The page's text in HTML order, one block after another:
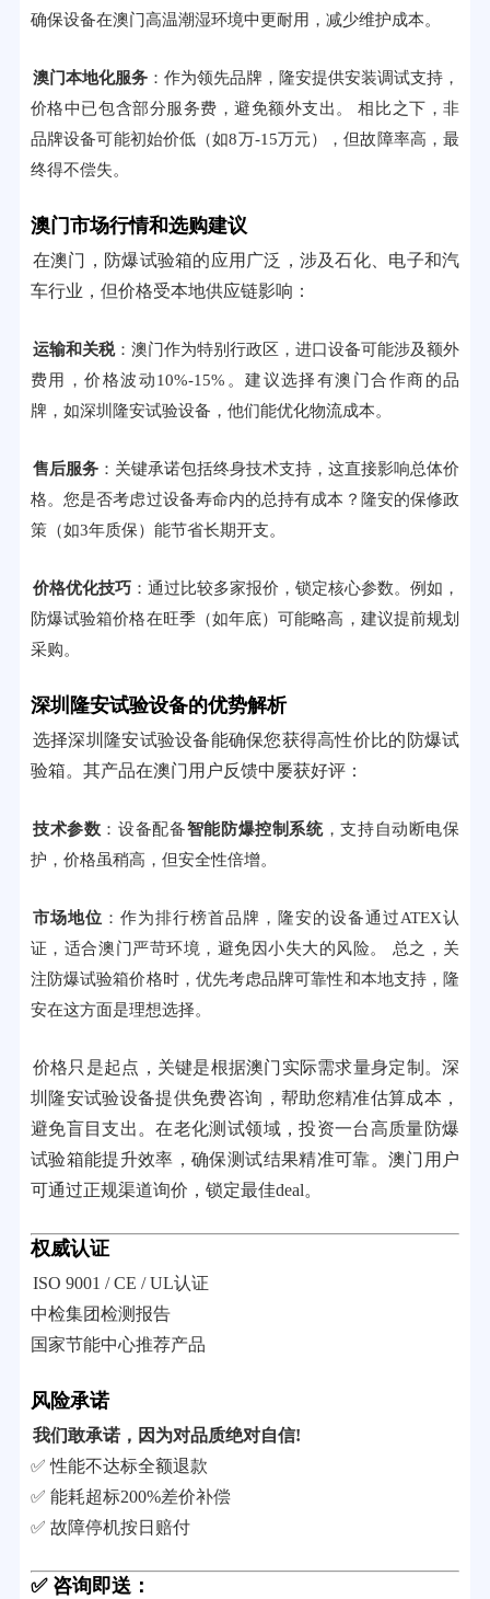
确保设备在澳门高温潮湿环境中更耐用，减少维护成本。
澳门本地化服务：作为领先品牌，隆安提供安装调试支持，
价格中已包含部分服务费，避免额外支出。 相比之下，非
品牌设备可能初始价低（如8万-15万元），但故障率高，最
终得不偿失。
澳门市场行情和选购建议
在澳门，防爆试验箱的应用广泛，涉及石化、电子和汽
车行业，但价格受本地供应链影响：
运输和关税：澳门作为特别行政区，进口设备可能涉及额外
费用，价格波动10%-15%。建议选择有澳门合作商的品
牌，如深圳隆安试验设备，他们能优化物流成本。
售后服务：关键承诺包括终身技术支持，这直接影响总体价
格。您是否考虑过设备寿命内的总持有成本？隆安的保修政
策（如3年质保）能节省长期开支。
价格优化技巧：通过比较多家报价，锁定核心参数。例如，
防爆试验箱价格在旺季（如年底）可能略高，建议提前规划
采购。
深圳隆安试验设备的优势解析
选择深圳隆安试验设备能确保您获得高性价比的防爆试
验箱。其产品在澳门用户反馈中屡获好评：
技术参数 ：设备配备智能防爆控制系统，支持自动断电保
护，价格虽稍高，但安全性倍增。
市场地位 ：作为排行榜首品牌，隆安的设备通过ATEX认
证，适合澳门严苛环境，避免因小失大的风险。 总之，关
注防爆试验箱价格时，优先考虑品牌可靠性和本地支持，隆
安在这方面是理想选择。
价格只是起点，关键是根据澳门实际需求量身定制。深
圳隆安试验设备提供免费咨询，帮助您精准估算成本，
避免盲目支出。在老化测试领域，投资一台高质量防爆
试验箱能提升效率，确保测试结果精准可靠。澳门用户
可通过正规渠道询价，锁定最佳deal。
权威认证
ISO 9001 / CE / UL认证
中检集团检测报告
国家节能中心推荐产品
风险承诺
我们敢承诺，因为对品质绝对自信!
✅ 性能不达标全额退款
✅ 能耗超标200%差价补偿
✅ 故障停机按日赔付
✅ 咨询即送：